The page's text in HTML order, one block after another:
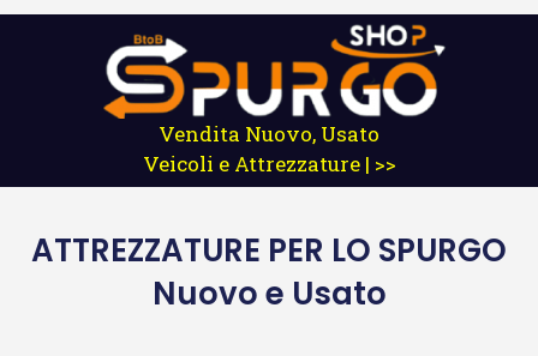
Vendita Nuovo, Usato
Veicoli e Attrezzature | >>
ATTREZZATURE PER LO SPURGO
Nuovo e Usato